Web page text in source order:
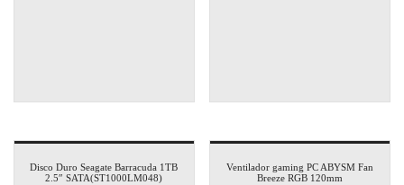
Disco Duro Seagate Barracuda 1TB
2.5″ SATA(ST1000LM048)
Ventilador gaming PC ABYSM Fan
Breeze RGB 120mm